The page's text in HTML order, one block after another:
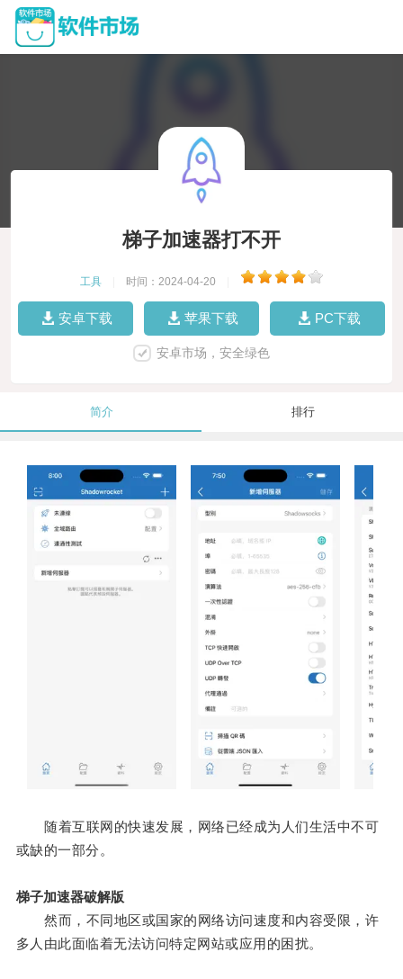
梯子加速器打不开
工具 时间：2024-04-20
安卓下载 苹果下载 PC下载
安卓市场，安全绿色
简介 排行
随着互联网的快速发展，网络已经成为人们生活中不可
或缺的一部分。
梯子加速器破解版
然而，不同地区或国家的网络访问速度和内容受限，许
多人由此面临着无法访问特定网站或应用的困扰。